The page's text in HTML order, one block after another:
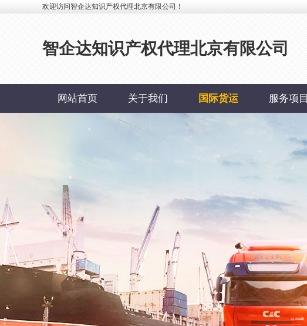
欢迎访问智企达知识产权代理北京有限公司！
智企达知识产权代理北京有限公司
网站首页 关于我们 国际货运 服务项目